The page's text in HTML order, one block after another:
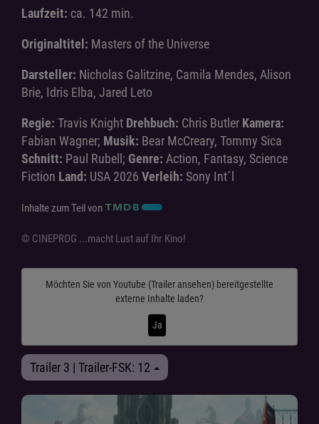
Laufzeit: ca. 142 min.
Originaltitel: Masters of the Universe
Darsteller: Nicholas Galitzine, Camila Mendes, Alison
Brie, Idris Elba, Jared Leto
Regie: Travis Knight Drehbuch: Chris Butler Kamera:
Fabian Wagner; Musik: Bear McCreary, Tommy Sica
Schnitt: Paul Rubell; Genre: Action, Fantasy, Science
Fiction Land: USA 2026 Verleih: Sony Int´l
Inhalte zum Teil von
© CINEPROG ...macht Lust auf Ihr Kino!
Möchten Sie von Youtube (Trailer ansehen) bereitgestellte
externe Inhalte laden?
Ja
Trailer 3 | Trailer-FSK: 12